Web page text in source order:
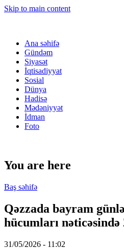
Skip to main content
Ana səhifə
Gündəm
Siyasət
İqtisadiyyat
Sosial
Dünya
Hadisə
Mədəniyyət
İdman
Foto
You are here
Baş səhifə
Qəzzada bayram
hücumları
31/05/2026 - 11:02